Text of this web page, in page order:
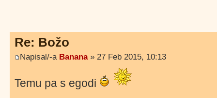
Re: Božo
Napisal/-a Banana» 27 Feb 2015, 10:13
Temu pa s egodi